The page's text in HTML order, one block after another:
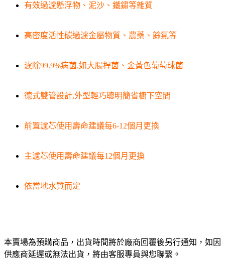
有效過濾懸浮物、泥沙、鐵鏽等雜質
高密度活性碳過濾金屬物質、農藥、餘氯等
濾除99.9%病菌,如大腸桿菌、金黃色葡萄球菌
德式雙管設計,外型輕巧聰明簡省櫥下空間
前置濾芯使用壽命建議每6-12個月更換
主濾芯使用壽命建議每12個月更換
依當地水質而定
本賣場為預購商品，出貨時間將於廠商回覆後另行通知，如因
供應商延遲或無法出貨，將由客服專員與您聯繫。